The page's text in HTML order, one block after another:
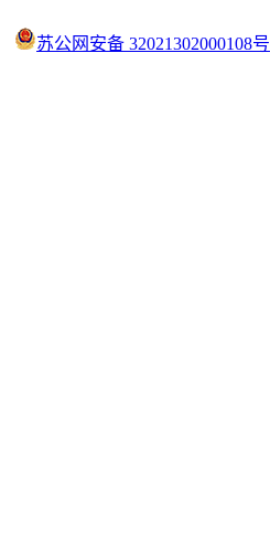
苏公网安备 32021302000108号